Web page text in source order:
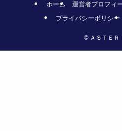
ホーム 運営者プロフィ
プライバシーポリシー
© ＡＳＴＥＲ